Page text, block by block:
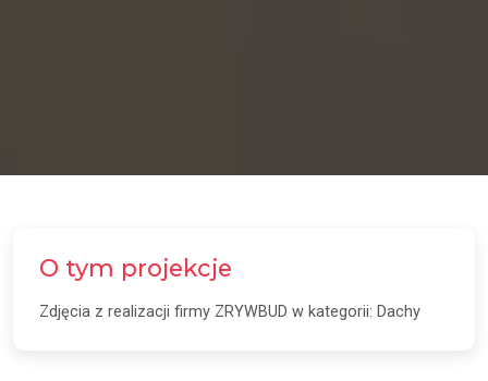
O tym projekcje
Zdjęcia z realizacji firmy ZRYWBUD w kategorii: Dachy